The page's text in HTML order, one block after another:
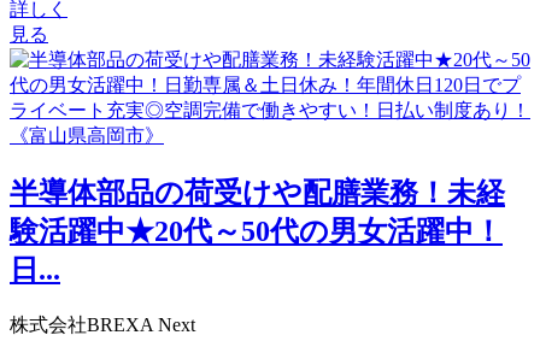
詳しく
見る
半導体部品の荷受けや配膳業務！未経
験活躍中★20代～50代の男女活躍中！
日...
株式会社BREXA Next